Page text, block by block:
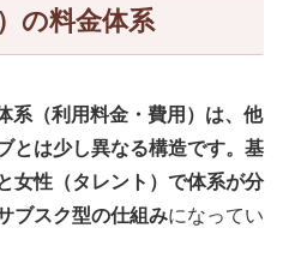
の料金体系
系（利用料金・費用） は、他
とは少し異なる構造です。基
女性（タレント）で体系が分
ブスク型の仕組みになってい